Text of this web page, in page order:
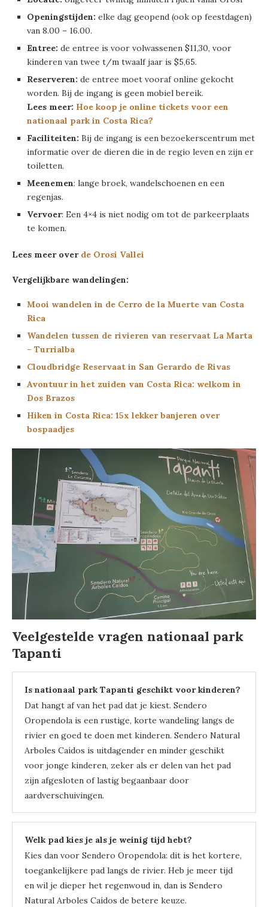
Openingstijden: elke dag geopend (ook op feestdagen)
van 8.00 – 16.00.
Entree: de entree is voor volwassenen $11,30, voor
kinderen van twee t/m twaalf jaar is $5,65.
Reserveren: de entree moet vooraf online gekocht
worden. Bij de ingang is geen mobiel bereik.
Lees meer: Hoe koop je online tickets voor een
nationaal park in Costa Rica?
Faciliteiten: Bij de ingang is een bezoekerscentrum met
informatie over de dieren die in de regio leven en zijn er
toiletten.
Meenemen: lange broek, wandelschoenen en een
regenjas.
Vervoer: Een 4×4 is niet nodig om tot de parkeerplaats
te komen.
Lees meer over de Orosi Vallei
Vergelijkbare wandelingen:
Mooi wandelen in de Cerro de la Muerte van Costa
Rica
Wandelen tussen de rivieren van reservaat La Marta
– Turrialba
Cloudbridge Reservaat in San Gerardo de Rivas
Avontuur in het zuiden van Costa Rica: welkom in
Dos Brazos
Hiken in Costa Rica: 15x lekker banjeren over
bospaadjes
Veelgestelde vragen nationaal park
Tapanti
Is nationaal park Tapanti geschikt voor kinderen?
Dat hangt af van het pad dat je kiest. Sendero
Oropendola is een rustige, korte wandeling langs de
rivier en goed te doen met kinderen. Sendero Natural
Arboles Caídos is uitdagender en minder geschikt
voor jonge kinderen, zeker als er delen van het pad
zijn afgesloten of lastig begaanbaar door
aardverschuivingen.
Welk pad kies je als je weinig tijd hebt?
Kies dan voor Sendero Oropendola: dit is het kortere,
toegankelijkere pad langs de rivier. Heb je meer tijd
en wil je dieper het regenwoud in, dan is Sendero
Natural Arboles Caídos de betere keuze.